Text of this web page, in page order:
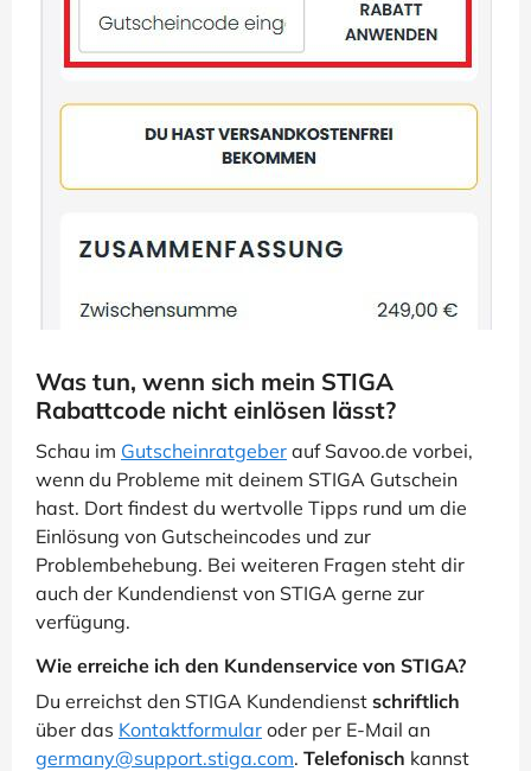
Was tun, wenn sich mein STIGA
Rabattcode nicht einlösen lässt?
Schau im Gutscheinratgeber auf Savoo.de vorbei,
wenn du Probleme mit deinem STIGA Gutschein
hast. Dort findest du wertvolle Tipps rund um die
Einlösung von Gutscheincodes und zur
Problembehebung. Bei weiteren Fragen steht dir
auch der Kundendienst von STIGA gerne zur
verfügung.
Wie erreiche ich den Kundenservice von STIGA?
Du erreichst den STIGA Kundendienst schriftlich
über das Kontaktformular oder per E-Mail an
germany@support.stiga.com. Telefonisch kannst